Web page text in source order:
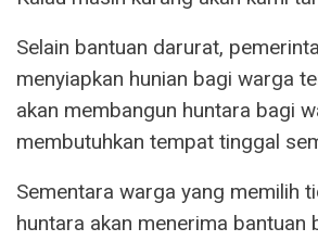
Selain bantuan darurat,
menyiapkan hunian bagi warga
akan membangun huntara bagi
membutuhkan tempat tinggal
Sementara warga yang memilih
huntara akan menerima bantuan